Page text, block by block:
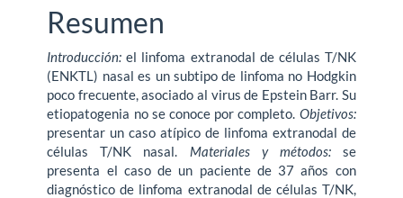
Resumen
Introducción:el linfoma extranodal de células T/NK
(ENKTL) nasal es un subtipo de linfoma no Hodgkin
poco frecuente, asociado al virus de Epstein Barr. Su
etiopatogenia no se conoce por completo. Objetivos:
presentar un caso atípico de linfoma extranodal de
células T/NK nasal. Materiales y métodos: se
presenta el caso de un paciente de 37 años con
diagnóstico de linfoma extranodal de células T/NK,